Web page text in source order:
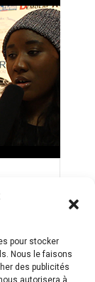
pour stocker
Nous le faisons
des publicités
autorisera à